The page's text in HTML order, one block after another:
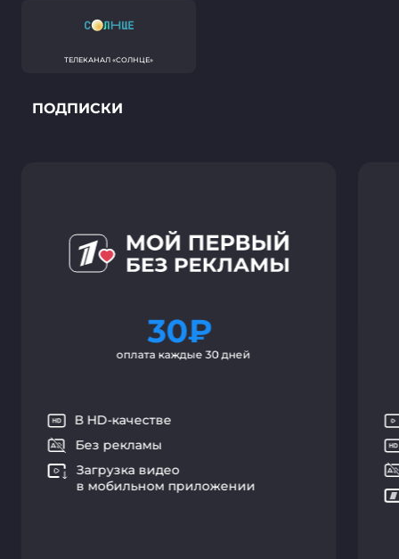
ТЕЛЕКАНАЛ «СОЛНЦЕ»
ПОДПИСКИ
30₽
оплата каждые 30 дней
В HD-качестве
Без рекламы
Загрузка видео
в мобильном приложении